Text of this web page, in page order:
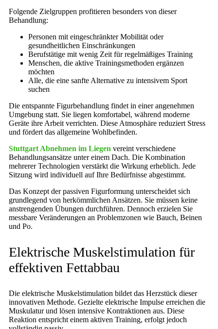
Folgende Zielgruppen profitieren besonders von dieser
Behandlung:
Personen mit eingeschränkter Mobilität oder
gesundheitlichen Einschränkungen
Berufstätige mit wenig Zeit für regelmäßiges Training
Menschen, die aktive Trainingsmethoden ergänzen
möchten
Alle, die eine sanfte Alternative zu intensivem Sport
suchen
Die entspannte Figurbehandlung findet in einer angenehmen
Umgebung statt. Sie liegen komfortabel, während moderne
Geräte ihre Arbeit verrichten. Diese Atmosphäre reduziert Stress
und fördert das allgemeine Wohlbefinden.
Stuttgart Abnehmen im Liegen vereint verschiedene
Behandlungsansätze unter einem Dach. Die Kombination
mehrerer Technologien verstärkt die Wirkung erheblich. Jede
Sitzung wird individuell auf Ihre Bedürfnisse abgestimmt.
Das Konzept der passiven Figurformung unterscheidet sich
grundlegend von herkömmlichen Ansätzen. Sie müssen keine
anstrengenden Übungen durchführen. Dennoch erzielen Sie
messbare Veränderungen an Problemzonen wie Bauch, Beinen
und Po.
Elektrische Muskelstimulation für
effektiven Fettabbau
Die elektrische Muskelstimulation bildet das Herzstück dieser
innovativen Methode. Gezielte elektrische Impulse erreichen die
Muskulatur und lösen intensive Kontraktionen aus. Diese
Reaktion entspricht einem aktiven Training, erfolgt jedoch